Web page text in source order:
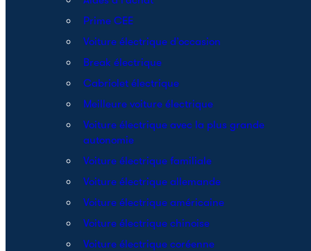
Prime CEE
Voiture électrique d’occasion
Break électrique
Cabriolet électrique
Meilleure voiture électrique
Voiture électrique avec la plus grande
autonomie
Voiture électrique familiale
Voiture électrique allemande
Voiture électrique américaine
Voiture électrique chinoise
Voiture électrique coréenne